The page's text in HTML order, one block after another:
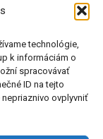
technológie,
k informáciám o
spracovávať
ID na tejto
ovplyvniť
na